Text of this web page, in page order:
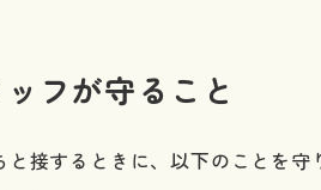
フが守ること
接するときに、以下のことを守